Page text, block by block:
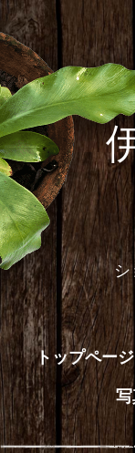
トップページ